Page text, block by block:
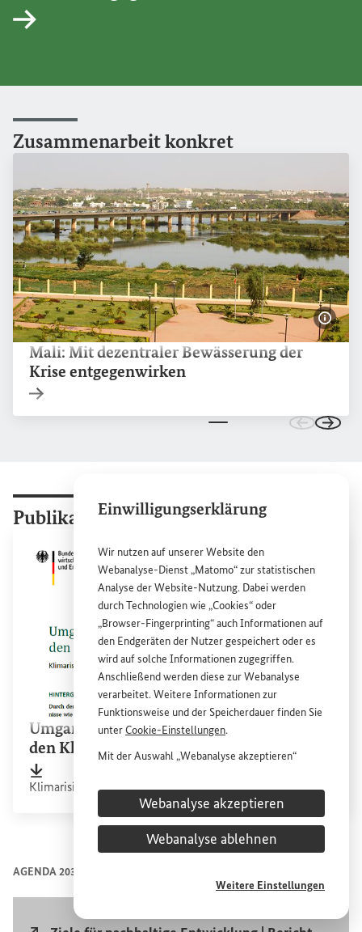
Einwilligungserklärung
Wir nutzen auf unsererWebsite den
Webanalyse-Dienst „Matomo“ zur statistischen
Analyse derWebsite-Nutzung. Dabei werden
durch Technologien wie „Cookies“ oder
„Browser-Fingerprinting“ auch Informationen auf
den Endgeräten der Nutzer gespeichert oder es
wird auf solche Informationen zugegriffen.
Anschließend werden diese zur Webanalyse
verarbeitet. Weitere Informationen zur
Funktionsweise und der Speicherdauer finden Sie
unterCookie-Einstellungen.
Mit der Auswahl „Webanalyse akzeptieren“
Dienstes „Matomo“ auf derWebsitedes
Bundesministeriums für wirtschaftliche
Entwicklung und Zusammenarbeit (BMZ) zu.
Diese Einwilligung ist freiwillig, für die Nutzung
jederzeit für die Zukunft unterCookie-
Webanalyse akzeptieren
Webanalyse ablehnen
Weitere Einstellungen
Zusammenarbeitkonkret
Mali: Mit dezentraler Bewässerung der
Krise entgegenwirken
Zu den
Zu
Publikationenzum Thema
Umgang mit Verlusten und Schäden durch
den Klimawandel
Dateityp pdfSachstandsdatum10/2024
Klimarisiken vorausschauend angehen
Zu den
AGENDA 2030: PUBLIKATIONEN